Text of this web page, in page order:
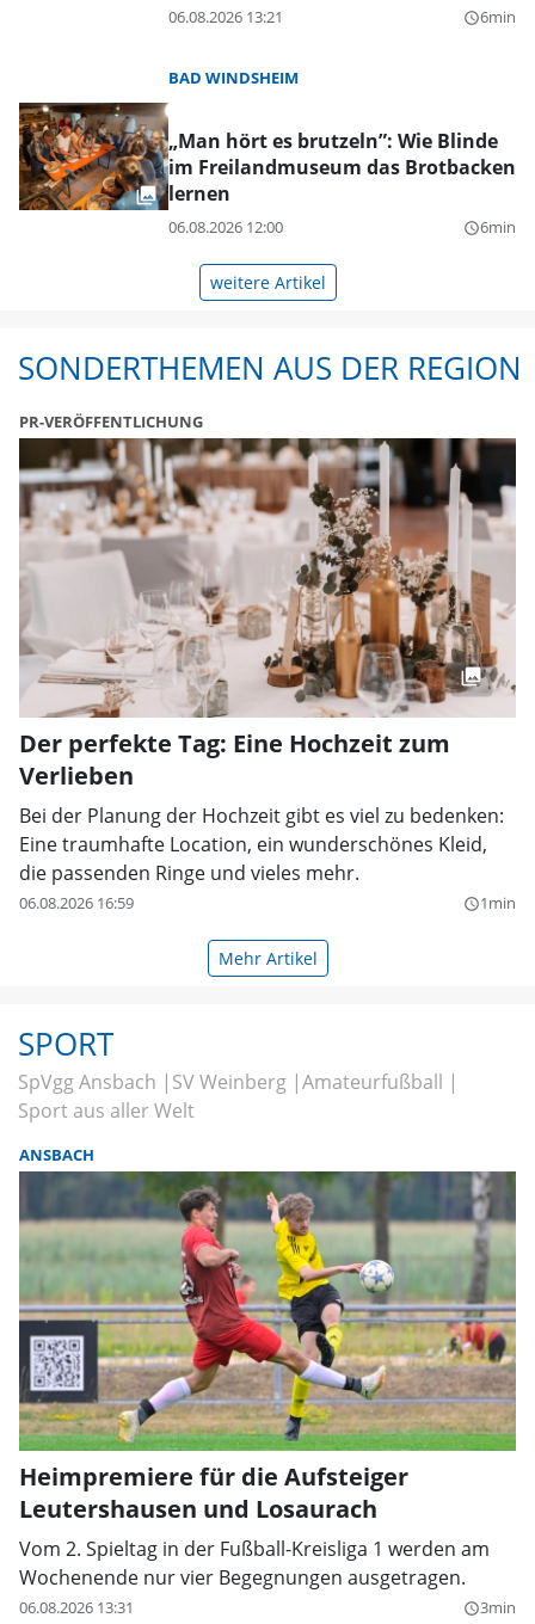
06.08.2026 13:21 query_builder6min
BAD WINDSHEIM
„Man hört es brutzeln”: Wie Blinde
im Freilandmuseum das Brotbacken
lernen
06.08.2026 12:00 query_builder6min
weitere Artikel
SONDERTHEMEN AUS DER REGION
PR-VERÖFFENTLICHUNG
Der perfekte Tag: Eine Hochzeit zum
Verlieben
Bei der Planung der Hochzeit gibt es viel zu bedenken:
Eine traumhafte Location, ein wunderschönes Kleid,
die passenden Ringe und vieles mehr.
06.08.2026 16:59 query_builder1min
Mehr Artikel
SPORT
SpVgg Ansbach SV Weinberg Amateurfußball
Sport aus aller Welt
ANSBACH
Heimpremiere für die Aufsteiger
Leutershausen und Losaurach
Vom 2. Spieltag in der Fußball-Kreisliga 1 werden am
Wochenende nur vier Begegnungen ausgetragen.
06.08.2026 13:31 query_builder3min